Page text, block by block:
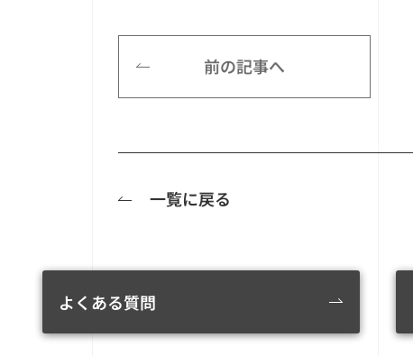
前の記事へ
一覧に戻る
よくある質問